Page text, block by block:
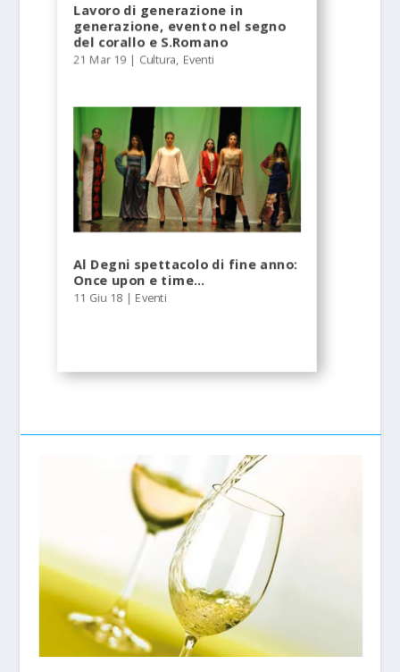
Lavoro di generazione in
generazione, evento nel segno
del corallo e S.Romano
21 Mar 19 | Cultura, Eventi
Al Degni spettacolo di fine anno:
Once upon e time…
11 Giu 18 | Eventi